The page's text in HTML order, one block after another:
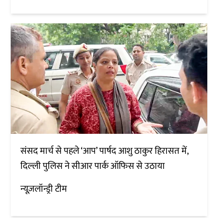
संसद मार्च से पहले ‘आप’ पार्षद आशु ठाकुर हिरासत में,
दिल्ली पुलिस ने सीआर पार्क ऑफिस से उठाया
न्यूज़लॉन्ड्री टीम